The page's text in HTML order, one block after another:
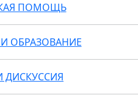
ПОМОЩЬ
ОБРАЗОВАНИЕ
ДИСКУССИЯ